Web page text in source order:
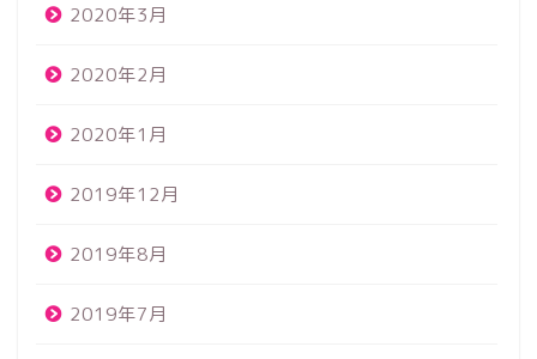
2020年3月
2020年2月
2020年1月
2019年12月
2019年8月
2019年7月